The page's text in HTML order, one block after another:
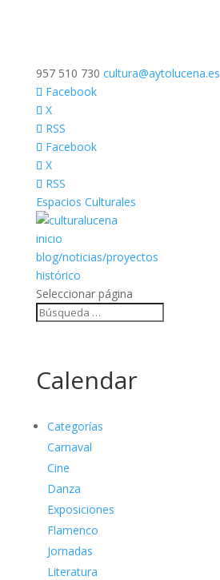
957 510 730 cultura@aytolucena.es
Facebook
X
RSS
Facebook
X
RSS
Espacios Culturales
inicio
blog/noticias/proyectos
histórico
Seleccionar página
Calendar
Categorías
Carnaval
Cine
Danza
Exposiciones
Flamenco
Jornadas
Literatura